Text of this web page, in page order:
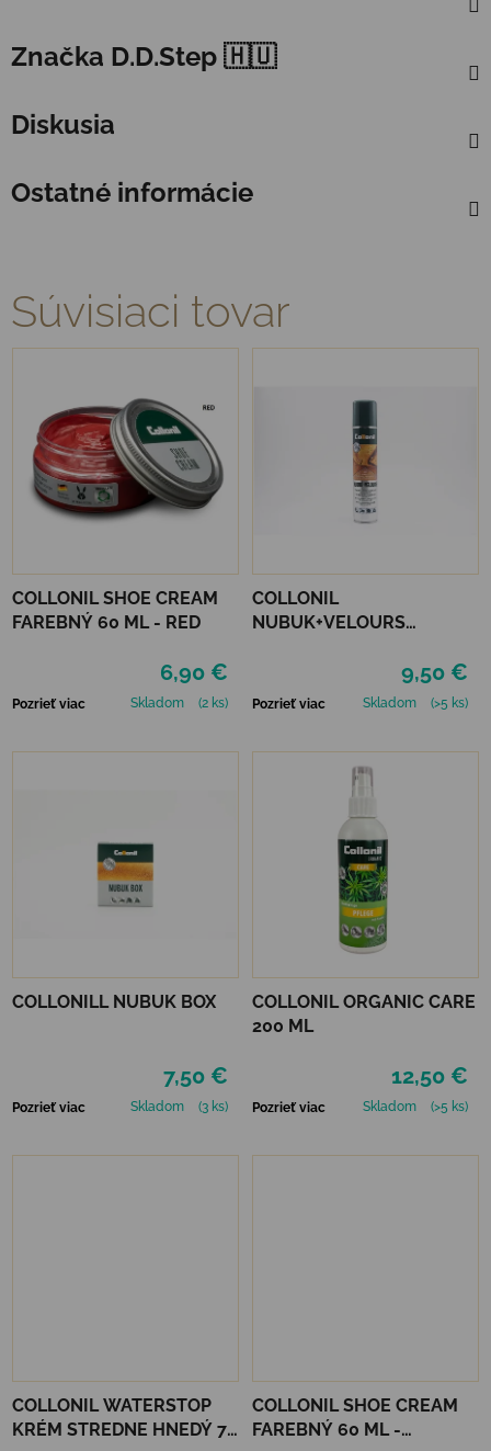
Značka D.D.Step 🇭🇺
Diskusia
Ostatné informácie
Súvisiaci tovar
COLLONIL SHOE CREAM
FAREBNÝ 60 ML - RED
6,90 €
Pozrieť viac Skladom (2 ks)
COLLONIL
NUBUK+VELOURS
9,50 €
Pozrieť viac Skladom (>5 ks)
COLLONILL NUBUK BOX
7,50 €
Pozrieť viac Skladom (3 ks)
COLLONIL ORGANIC CARE
200 ML
12,50 €
Pozrieť viac Skladom (>5 ks)
COLLONIL WATERSTOP
KRÉM STREDNE HNEDÝ 75
COLLONIL SHOE CREAM
FAREBNÝ 60 ML -